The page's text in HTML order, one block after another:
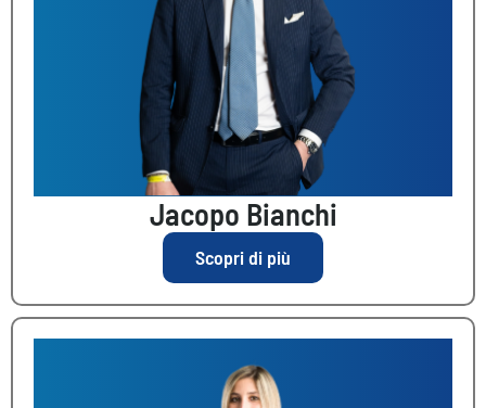
Jacopo Bianchi
Scopri di più